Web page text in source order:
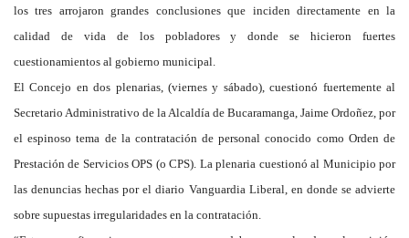
los tres arrojaron grandes conclusiones que inciden directamente en la
calidad de vida de los pobladores y donde se hicieron fuertes
cuestionamientos al gobierno municipal.
El Concejo en dos plenarias, (viernes y sábado), cuestionó fuertemente al
Secretario Administrativo de la Alcaldía de Bucaramanga, Jaime Ordoñez, por
el espinoso tema de la contratación de personal conocido como Orden de
Prestación de Servicios OPS (o CPS). La plenaria cuestionó al Municipio por
las denuncias hechas por el diario Vanguardia Liberal, en donde se advierte
sobre supuestas irregularidades en la contratación.